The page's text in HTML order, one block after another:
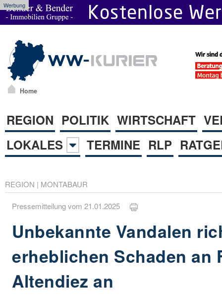
Werbung
Home
REGION POLITIK WIRTSCHAFT
LOKALES
TERMINE RLP
REGION | MONTABAUR
Pressemitteilung vom 21.01.2025
Unbekannte Vandalen
erheblichen Schaden an
Altendiez an